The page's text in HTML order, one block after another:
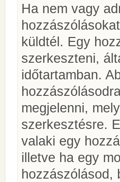
Ha nem vagy
küldtél. Egy
szerkeszteni,
időtartamban.
megjelenni,
szerkesztésre.
valaki egy
illetve ha egy
hozzászólásod,